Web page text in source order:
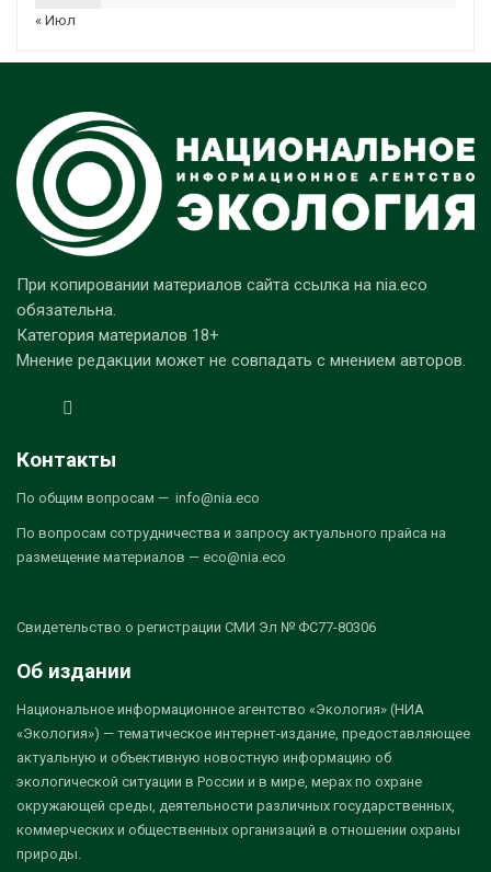
« Июл
При копировании материалов сайта ссылка на nia.eco
обязательна.
Категория материалов 18+
Мнение редакции может не совпадать с мнением авторов.
Контакты
По общим вопросам — info@nia.eco
По вопросам сотрудничества и запросу актуального прайса на
размещение материалов — eco@nia.eco
Свидетельство о регистрации СМИ Эл № ФС77-80306
Об издании
Национальное информационное агентство «Экология» (НИА
«Экология») — тематическое интернет-издание, предоставляющее
актуальную и объективную новостную информацию об
экологической ситуации в России и в мире, мерах по охране
окружающей среды, деятельности различных государственных,
коммерческих и общественных организаций в отношении охраны
природы.